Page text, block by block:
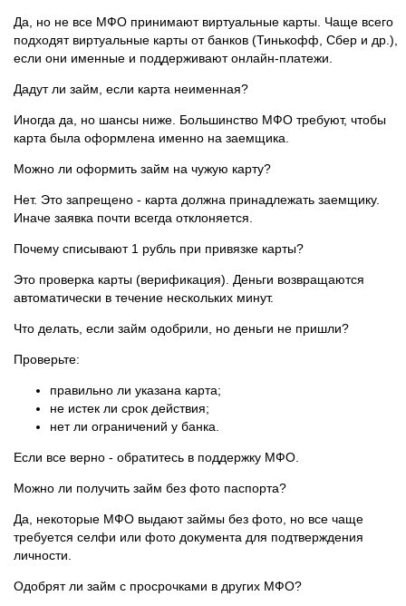
Да, но не все МФО принимают виртуальные карты. Чаще всего
подходят виртуальные карты от банков (Тинькофф, Сбер и др.),
если они именные и поддерживают онлайн-платежи.
Дадут ли займ, если карта неименная?
Иногда да, но шансы ниже. Большинство МФО требуют, чтобы
карта была оформлена именно на заемщика.
Можно ли оформить займ на чужую карту?
Нет. Это запрещено - карта должна принадлежать заемщику.
Иначе заявка почти всегда отклоняется.
Почему списывают 1 рубль при привязке карты?
Это проверка карты (верификация). Деньги возвращаются
автоматически в течение нескольких минут.
Что делать, если займ одобрили, но деньги не пришли?
Проверьте:
правильно ли указана карта;
не истек ли срок действия;
нет ли ограничений у банка.
Если все верно - обратитесь в поддержку МФО.
Можно ли получить займ без фото паспорта?
Да, некоторые МФО выдают займы без фото, но все чаще
требуется селфи или фото документа для подтверждения
личности.
Одобрят ли займ с просрочками в других МФО?